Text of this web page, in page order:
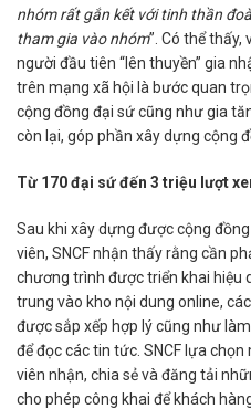
nhóm rất gắn kết với tinh thần
tham gia vào nhóm”. Có thể thấy,
người đầu tiên “lên thuyền” gia
trên mạng xã hội là bước quan
cộng đồng đại sứ cũng như gia
còn lại, góp phần xây dựng cộng
Từ 170 đại sứ đến 3 triệu lượt
Sau khi xây dựng được cộng
viên, SNCF nhận thấy rằng cần
chương trình được triển khai hiệu
trung vào kho nội dung online,
được sắp xếp hợp lý cũng như
để đọc các tin tức. SNCF lựa
viên nhận, chia sẻ và đăng tải
cho phép công khai để khách